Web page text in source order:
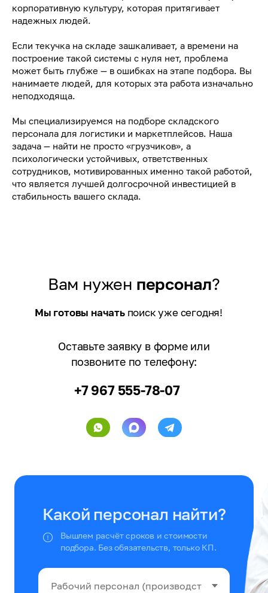
корпоративную культуру, которая притягивает
надежных людей.
Если текучка на складе зашкаливает, а времени на
построение такой системы с нуля нет, проблема
может быть глубже — в ошибках на этапе подбора. Вы
нанимаете людей, для которых эта работа изначально
неподходяща.
Мы специализируемся на подборе складского
персонала для логистики и маркетплейсов. Наша
задача — найти не просто «грузчиков», а
психологически устойчивых, ответственных
сотрудников, мотивированных именно такой работой,
что является лучшей долгосрочной инвестицией в
стабильность вашего склада.
Вам нужен персонал?
+7 967 555-78-07
Оставьте заявку в форме или
позвоните по телефону:
Мы готовы начатьпоиск уже сегодня!
Какой персонал найти?
Вышлем расчёт сроков и стоимости
подбора. Без обязательств, только КП.